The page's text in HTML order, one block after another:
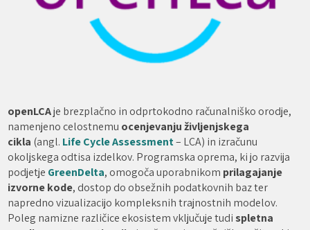
openLCAje brezplačno in odprtokodno računalniško orodje,
namenjeno celostnemu ocenjevanju življenjskega
cikla (angl. Life Cycle Assessment– LCA) in izračunu
okoljskega odtisa izdelkov. Programska oprema, ki jo razvija
podjetje GreenDelta, omogoča uporabnikom prilagajanje
izvorne kode, dostop do obsežnih podatkovnih baz ter
napredno vizualizacijo kompleksnih trajnostnih modelov.
Poleg namizne različice ekosistem vključuje tudispletna